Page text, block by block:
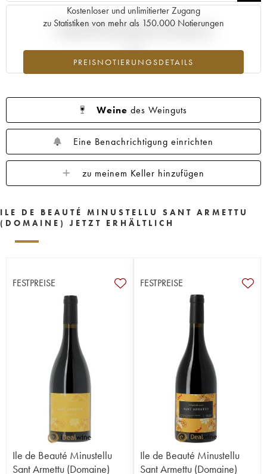
Kostenloser und unlimitierter Zugang
zu Statistiken von mehr als 150.000 Notierungen
PREISNOTIERUNGSDETAILS
Aktuelle Entwicklung der Preisnotierung
Weine des Weinguts
Eine Benachrichtigung einrichten
zu meinem Keller hinzufügen
ILE DE BEAUTÉ MINUSTELLU SANT ARMETTU
(DOMAINE) JETZT ERHÄLTLICH
FESTPREISE
Ile de Beauté Minustellu
Sant Armettu (Domaine)
FESTPREISE
Ile de Beauté Minustellu
Sant Armettu (Domaine)